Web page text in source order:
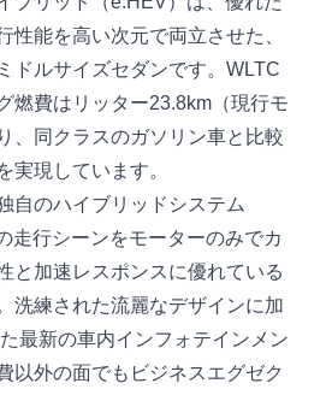
性能を高い次元で両立させた、
ドルサイズセダンです。WLTC
燃費はリッター23.8km（現行モ
、同クラスのガソリン車と比較
実現しています。
自のハイブリッドシステム
走行シーンをモーターのみでカ
と加速レスポンスに優れている
洗練された流麗なデザインに加
最新の車内インフォテインメン
以外の面でもビジネスエグゼク